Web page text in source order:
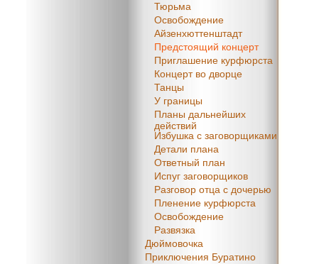
Тюрьма
Освобождение
Айзенхюттенштадт
Предстоящий концерт
Приглашение курфюрста
Концерт во дворце
Танцы
У границы
Планы дальнейших
действий
Избушка с заговорщиками
Детали плана
Ответный план
Испуг заговорщиков
Разговор отца с дочерью
Пленение курфюрста
Освобождение
Развязка
Дюймовочка
Приключения Буратино